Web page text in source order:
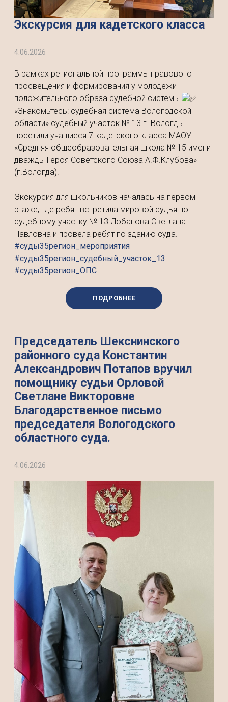
Экскурсия для кадетского класса
4.06.2026
В рамках региональной программы правового
просвещения и формирования у молодежи
положительного образа судебной системы
«Знакомьтесь: судебная система Вологодской
области» судебный участок № 13 г. Вологды
посетили учащиеся 7 кадетского класса МАОУ
«Средняя общеобразовательная школа № 15 имени
дважды Героя Советского Союза А.Ф.Клубова»
(г.Вологда).
Экскурсия для школьников началась на первом
этаже, где ребят встретила мировой судья по
судебному участку № 13 Лобанова Светлана
Павловна и провела ребят по зданию суда.
#суды35регион_мероприятия
#суды35регион_судебный_участок_13
#суды35регион_ОПС
ПОДРОБНЕЕ
Председатель Шекснинского
районного суда Константин
Александрович Потапов вручил
помощнику судьи Орловой
Светлане Викторовне
Благодарственное письмо
председателя Вологодского
областного суда.
4.06.2026